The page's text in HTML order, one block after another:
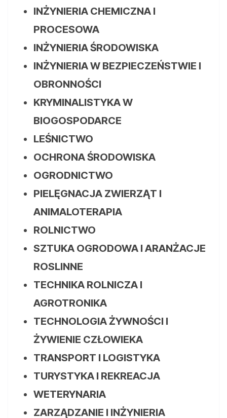
INŻYNIERIA CHEMICZNA I
PROCESOWA
INŻYNIERIA ŚRODOWISKA
INŻYNIERIA W BEZPIECZEŃSTWIE I
OBRONNOŚCI
KRYMINALISTYKA W
BIOGOSPODARCE
LEŚNICTWO
OCHRONA ŚRODOWISKA
OGRODNICTWO
PIELĘGNACJA ZWIERZĄT I
ANIMALOTERAPIA
ROLNICTWO
SZTUKA OGRODOWA I ARANŻACJE
ROSLINNE
TECHNIKA ROLNICZA I
AGROTRONIKA
TECHNOLOGIA ŻYWNOŚCI I
ŻYWIENIE CZŁOWIEKA
TRANSPORT I LOGISTYKA
TURYSTYKA I REKREACJA
WETERYNARIA
ZARZĄDZANIE I INŻYNIERIA